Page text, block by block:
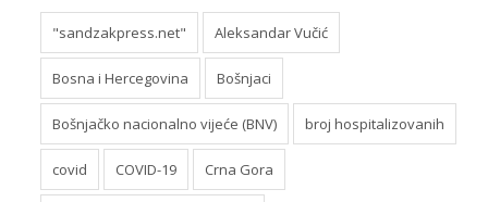
"sandzakpress.net" Aleksandar Vučić
Bosna i Hercegovina Bošnjaci
Bošnjačko nacionalno vijeće (BNV) broj hospitalizovanih
covid COVID-19 Crna Gora